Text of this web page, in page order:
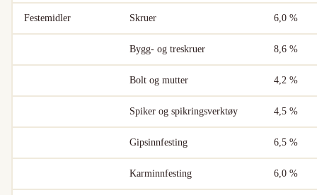
Festemidler Skruer 6,0 %
Bygg- og treskruer 8,6 %
Bolt og mutter 4,2 %
Spiker og spikringsverktøy 4,5 %
Gipsinnfesting 6,5 %
Karminnfesting 6,0 %